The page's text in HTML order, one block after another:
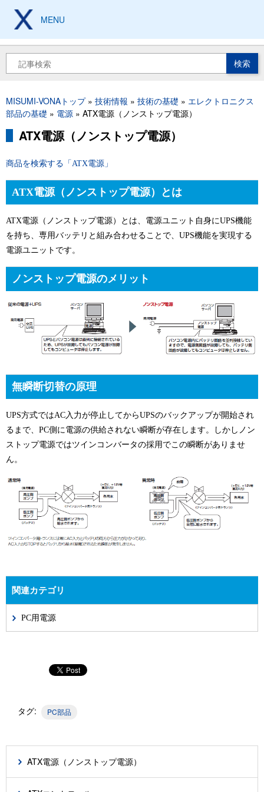
コ
ン
に
移
動
索
パ
ン
MISUMI-VONAトップ 技術情報 技術の基礎
エレクトロニクス
部品の基礎
電源 ATX電源（ノンストップ電源）
ATX電源（ノンストップ電源）
商品を検索する「ATX電源」
ATX電源（ノンストップ電源）とは
ATX電源（ノンストップ電源）とは、電源ユニット自身にUPS機能
を持ち、専用バッテリと組み合わせることで、UPS機能を実現する
電源ユニットです。
ノンストップ電源のメリット
無瞬断切替の原理
UPS方式ではAC入力が停止してからUPSのバックアップが開始され
るまで、PC側に電源の供給されない瞬断が存在します。しかしノン
ストップ電源ではツインコンバータの採用でこの瞬断がありませ
ん。
関連カテゴリ
PC用電源
タグ: PC部品
ATX電源（ノンストップ電源）
MENU